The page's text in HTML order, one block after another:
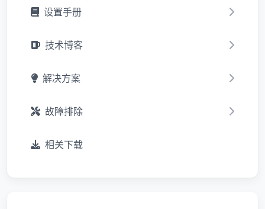
设置手册
技术博客
解决方案
故障排除
相关下载